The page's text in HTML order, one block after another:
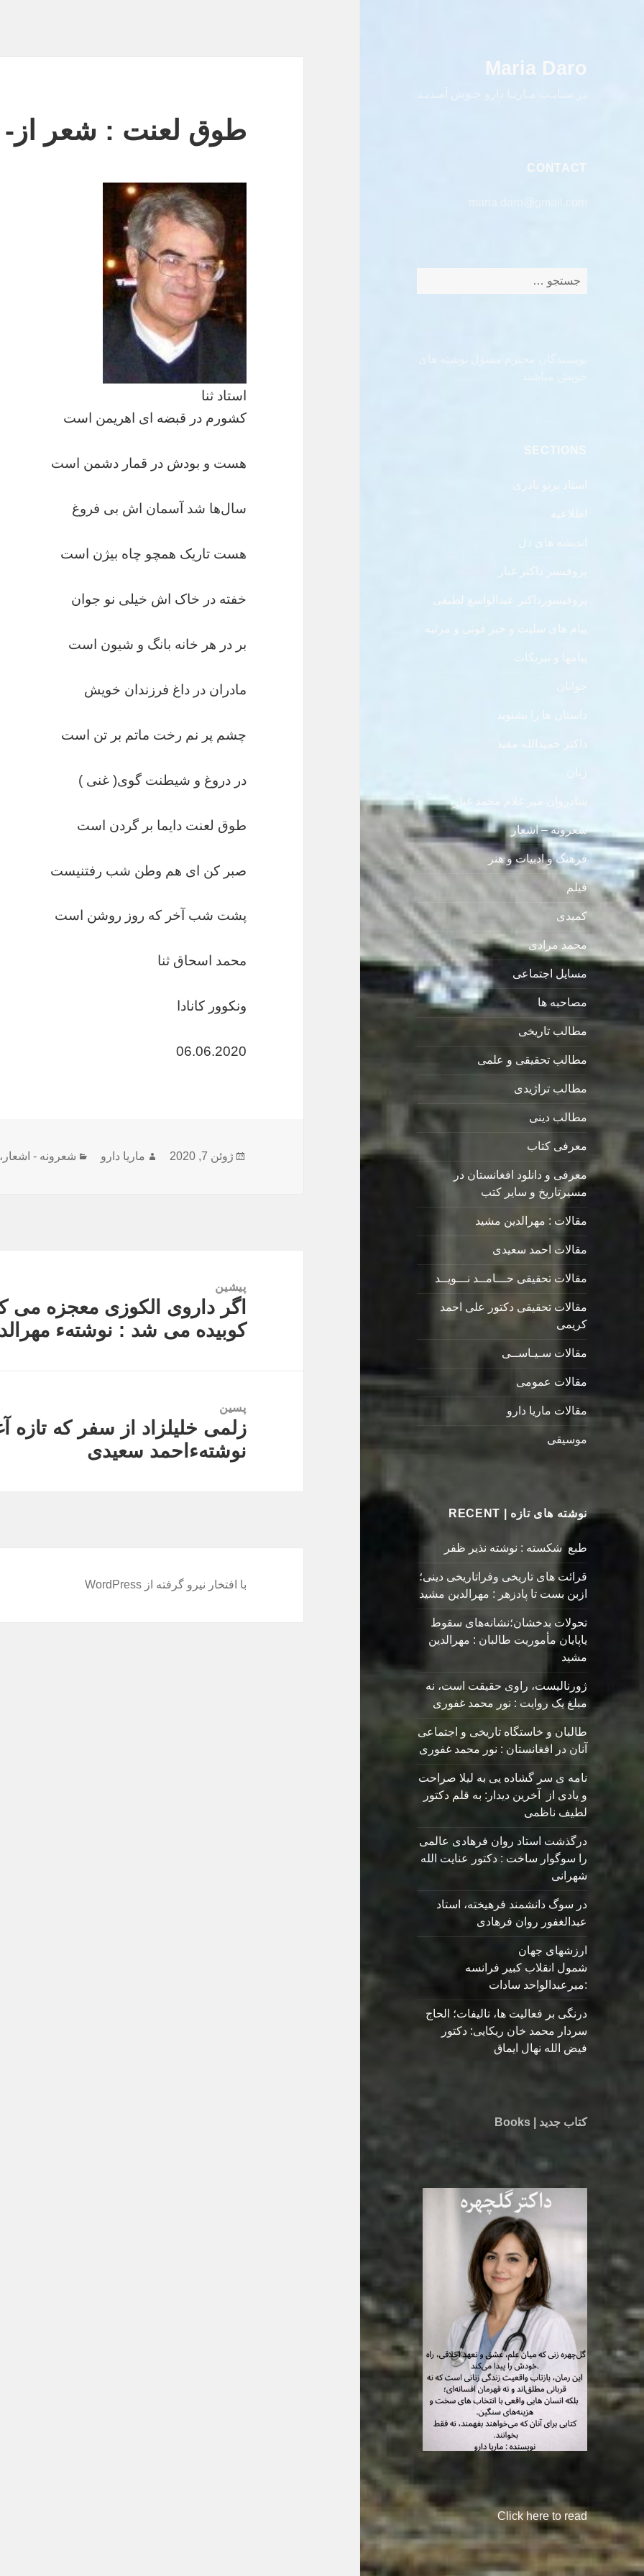
Maria Daro
در سـایـت مـاریـا دارو خـوش آمـدیـد
CONTACT
برای:
نویسندگان محترم مسؤل نوشته های
SECTIONS
استاد پرتو نادری
اطلاعیه
اندیشه های دل
پروفیسر داکتر غبار
پروفیسورداکتر عبدالواسع لطیفی
پیام های سلیت و خبر فوتی و مرثیه
پیامها و تبریکات
جوانان
داستان ها را بشنوید
داکتر حمیدالله مفید
زنان
شادروان میر غلام محمد غبار
شعرونه – اشعار
فرهنگ و ادبیات و هنر
فیلم
کمیدی
محمد مرادی
مسایل اجتماعی
مصاحبه ها
مطالب تاریخی
مطالب تحقیقی و علمی
مطالب تراژیدی
مطالب دینی
معرفی کتاب
معرفی و دانلود افغانستان در
مسیرتاریخ و سایر کتب
مقالات : مهرالدین مشید
مقالات احمد سعیدی
مقالات تحقیقی حـــامــد نـــویــد
مقالات تحقیقی دکتور علی احمد
کریمی
مقالات سـیـاســی
مقالات عمومی
مقالات ماریا دارو
موسیقی
نوشته های تازه | RECENT
طبع شکسته : نوشته نذیر ظفر
قرائت های تاریخی وفراتاریخی دینی؛
ازبن بست تا پادزهر : مهرالدین مشید
تحولات بدخشان؛نشانه‌های سقوط
یاپایان مأموریت طالبان : مهرالدین
مشید
ژورنالیست، راوی حقیقت است، نه
مبلغ یک روایت : نور محمد غفوری
طالبان و خاستگاه تاریخی و اجتماعی
آنان در افغانستان : نور محمد غفوری
نامه ی سر گشاده يی به ليلا صراحت
و یادی از آخرین دیدار: به قلم دکتور
لطیف ناظمی
درگذشت استاد روان فرهادی عالمی
را سوگوار ساخت : دکتور عنایت الله
شهرانی
در سوگ دانشمند فرهیخته، استاد
عبدالغفور روان فرهادی
ارزشهای جهان
شمول انقلاب کبیر فرانسه
:میرعبدالواحد سادات
درنگی بر فعالیت ها، تالیفات؛ الحاج
سردار محمد خان ریکایی: دکتور
فیض الله نهال ایماق
کتاب جدید | Books
Click here to read
طوق لعنت : شعر از-
استاد ثنا
کشورم در قبضه ای اهریمن است
هست و بودش در قمار دشمن است
سال‌ها شد آسمان اش بی فروغ
هست تاریک همچو چاه بیژن است
خفته در خاک اش خیلی نو جوان
بر در هر‌ خانه بانگ و شیون است
مادران در داغ فرزندان خویش
چشم پر نم رخت ماتم بر تن است
در دروغ و شیطنت گوی( غنی )
طوق لعنت دایما بر گردن است
صبر کن ای هم وطن شب رفتنیست
پشت شب آخر که روز روشن است
محمد اسحاق ثنا
ونکوور کانادا
06.06.2020
ارسال
ژوئن 7, 2020 نویسنده
ماریا دارو دسته‌ها
شعرونه - اشعار ،
پیشین
نوشته
قبلی:
اگر داروی الکوزی معجزه می
کوبیده می شد : نوشتهء
پسین
نوشته
بعدی:
زلمی خلیلزاد از سفر که تازه
نوشتهءاحمد سعیدی
با افتخار نیرو گرفته از WordPress